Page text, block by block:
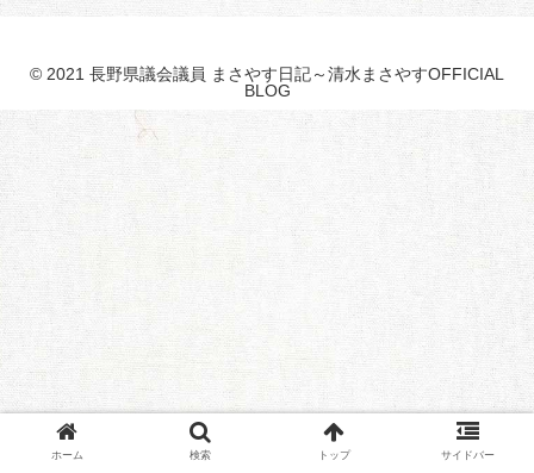
© 2021 長野県議会議員 まさやす日記～清水まさやすOFFICIAL
BLOG
ホーム 検索 トップ サイドバー